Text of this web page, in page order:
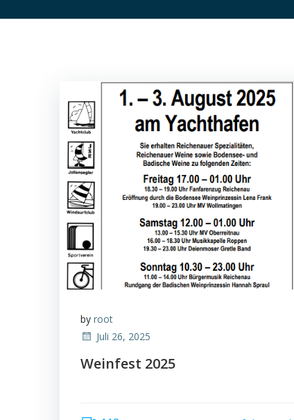
by root
Juli 26, 2025
Weinfest 2025